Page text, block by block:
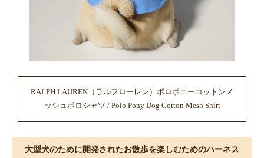
RALPH LAUREN（ラルフローレン）ポロポニーコットンメ
ッシュポロシャツ / Polo Pony Dog Cotton Mesh Shirt
大型犬のために開発されたお散歩を楽しむためのハーネス